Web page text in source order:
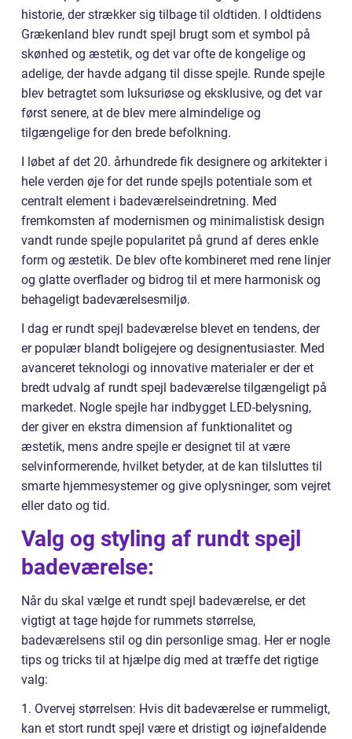
historie, der strækker sig tilbage til oldtiden. I oldtidens
Grækenland blev rundt spejl brugt som et symbol på
skønhed og æstetik, og det var ofte de kongelige og
adelige, der havde adgang til disse spejle. Runde spejle
blev betragtet som luksuriøse og eksklusive, og det var
først senere, at de blev mere almindelige og
tilgængelige for den brede befolkning.
I løbet af det 20. århundrede fik designere og arkitekter i
hele verden øje for det runde spejls potentiale som et
centralt element i badeværelseindretning. Med
fremkomsten af modernismen og minimalistisk design
vandt runde spejle popularitet på grund af deres enkle
form og æstetik. De blev ofte kombineret med rene linjer
og glatte overflader og bidrog til et mere harmonisk og
behageligt badeværelsesmiljø.
I dag er rundt spejl badeværelse blevet en tendens, der
er populær blandt boligejere og designentusiaster. Med
avanceret teknologi og innovative materialer er der et
bredt udvalg af rundt spejl badeværelse tilgængeligt på
markedet. Nogle spejle har indbygget LED-belysning,
der giver en ekstra dimension af funktionalitet og
æstetik, mens andre spejle er designet til at være
selvinformerende, hvilket betyder, at de kan tilsluttes til
smarte hjemmesystemer og give oplysninger, som vejret
eller dato og tid.
Valg og styling af rundt spejl
badeværelse:
Når du skal vælge et rundt spejl badeværelse, er det
vigtigt at tage højde for rummets størrelse,
badeværelsens stil og din personlige smag. Her er nogle
tips og tricks til at hjælpe dig med at træffe det rigtige
valg:
1. Overvej størrelsen: Hvis dit badeværelse er rummeligt,
kan et stort rundt spejl være et dristigt og iøjnefaldende